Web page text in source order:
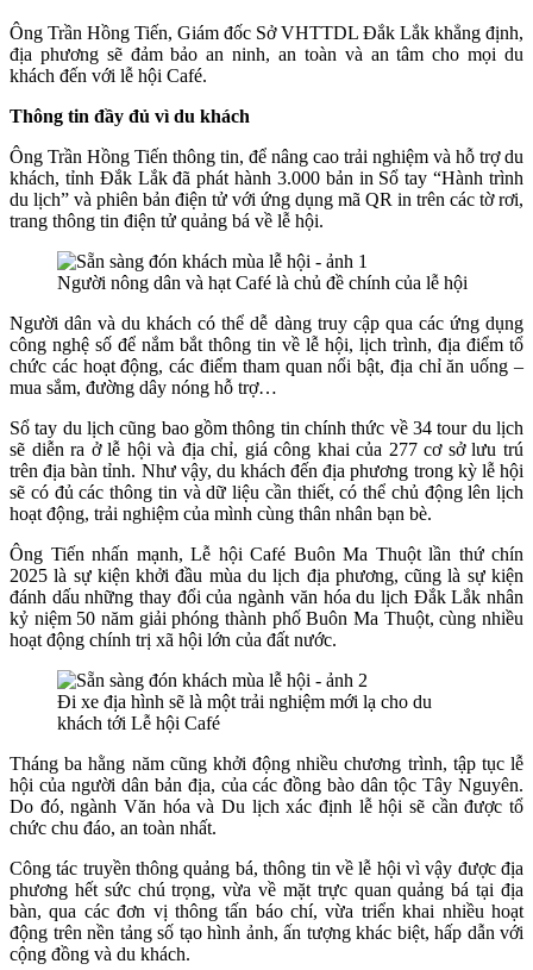
Ông Trần Hồng Tiến, Giám đốc Sở VHTTDL Đắk Lắk khẳng định,
địa phương sẽ đảm bảo an ninh, an toàn và an tâm cho mọi du
khách đến với lễ hội Café.
Thông tin đầy đủ vì du khách
Ông Trần Hồng Tiến thông tin, để nâng cao trải nghiệm và hỗ trợ du
khách, tỉnh Đắk Lắk đã phát hành 3.000 bản in Sổ tay “Hành trình
du lịch” và phiên bản điện tử với ứng dụng mã QR in trên các tờ rơi,
trang thông tin điện tử quảng bá về lễ hội.
Người nông dân và hạt Café là chủ đề chính của lễ hội
Người dân và du khách có thể dễ dàng truy cập qua các ứng dụng
công nghệ số để nắm bắt thông tin về lễ hội, lịch trình, địa điểm tổ
chức các hoạt động, các điểm tham quan nổi bật, địa chỉ ăn uống –
mua sắm, đường dây nóng hỗ trợ…
Sổ tay du lịch cũng bao gồm thông tin chính thức về 34 tour du lịch
sẽ diễn ra ở lễ hội và địa chỉ, giá công khai của 277 cơ sở lưu trú
trên địa bàn tỉnh. Như vậy, du khách đến địa phương trong kỳ lễ hội
sẽ có đủ các thông tin và dữ liệu cần thiết, có thể chủ động lên lịch
hoạt động, trải nghiệm của mình cùng thân nhân bạn bè.
Ông Tiến nhấn mạnh, Lễ hội Café Buôn Ma Thuột lần thứ chín
2025 là sự kiện khởi đầu mùa du lịch địa phương, cũng là sự kiện
đánh dấu những thay đổi của ngành văn hóa du lịch Đắk Lắk nhân
kỷ niệm 50 năm giải phóng thành phố Buôn Ma Thuột, cùng nhiều
hoạt động chính trị xã hội lớn của đất nước.
Đi xe địa hình sẽ là một trải nghiệm mới lạ cho du
khách tới Lễ hội Café
Tháng ba hằng năm cũng khởi động nhiều chương trình, tập tục lễ
hội của người dân bản địa, của các đồng bào dân tộc Tây Nguyên.
Do đó, ngành Văn hóa và Du lịch xác định lễ hội sẽ cần được tổ
chức chu đáo, an toàn nhất.
Công tác truyền thông quảng bá, thông tin về lễ hội vì vậy được địa
phương hết sức chú trọng, vừa về mặt trực quan quảng bá tại địa
bàn, qua các đơn vị thông tấn báo chí, vừa triển khai nhiều hoạt
động trên nền tảng số tạo hình ảnh, ấn tượng khác biệt, hấp dẫn với
cộng đồng và du khách.